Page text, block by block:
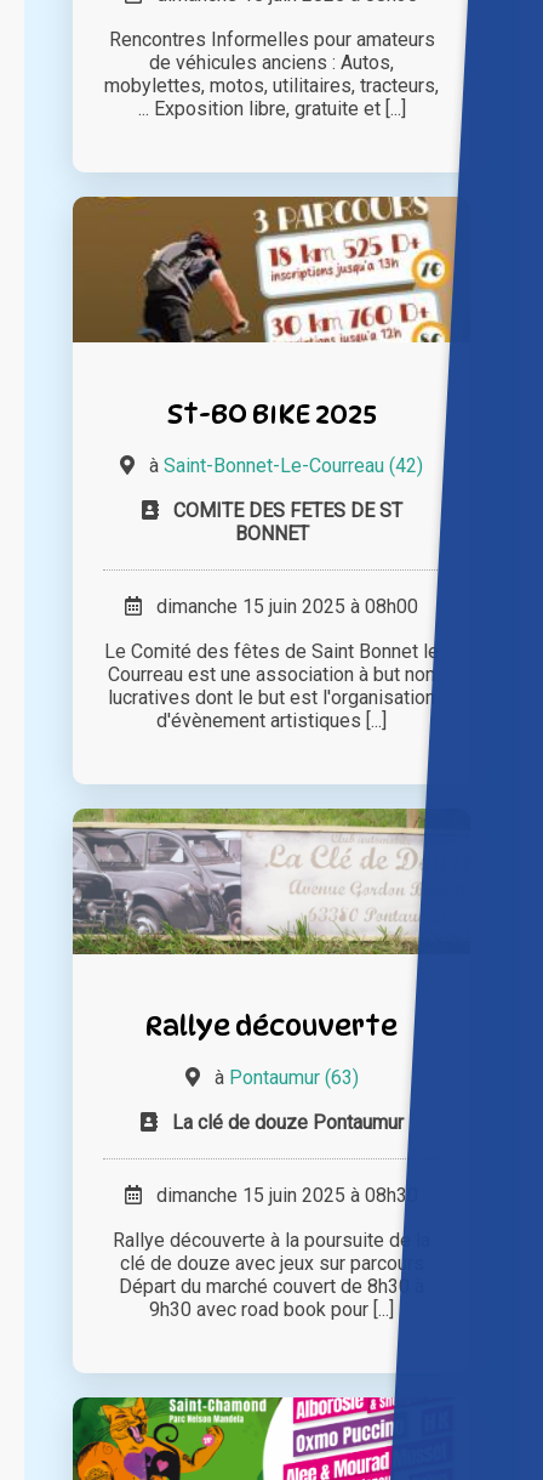
Rencontres Informelles pour amateurs
de véhicules anciens : Autos,
mobylettes, motos, utilitaires, tracteurs,
... Exposition libre, gratuite et [...]
St-BO BIKE 2025
à Saint-Bonnet-Le-Courreau (42)
COMITE DES FETES DE ST
BONNET
dimanche 15 juin 2025 à 08h00
Le Comité des fêtes de Saint Bonnet le
Courreau est une association à but non
lucratives dont le but est l'organisation
d'évènement artistiques [...]
Rallye découverte
à Pontaumur (63)
La clé de douze Pontaumur
dimanche 15 juin 2025 à 08h30
Rallye découverte à la poursuite de la
clé de douze avec jeux sur parcours
Départ du marché couvert de 8h30 à
9h30 avec road book pour [...]